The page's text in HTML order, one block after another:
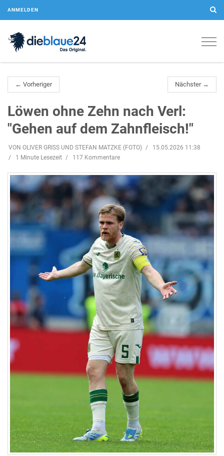
ANMELDEN
← Vorheriger Nächster →
Löwen ohne Zehn nach Verl:
"Gehen auf dem Zahnfleisch!"
VON OLIVER GRISS UND STEFAN MATZKE (FOTO)
15.05.2026 11:38
1 Minute Lesezeit
117 Kommentare